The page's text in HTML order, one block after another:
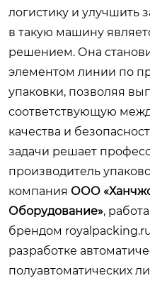
логистику и улучшить
в такую машину
решением. Она
элементом линии по
упаковки, позволяя
соответствующую
качества и
задачи решает
производитель
компания ООО
Оборудование»,
брендом
разработке
полуавтоматических